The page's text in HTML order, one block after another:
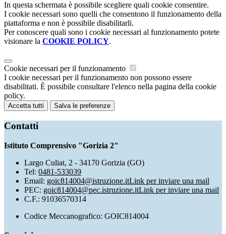
In questa schermata è possibile scegliere quali cookie consentire.
I cookie necessari sono quelli che consentono il funzionamento della
piattaforma e non è possibile disabilitarli.
Per conoscere quali sono i cookie necessari al funzionamento potete
visionare la COOKIE POLICY.
Cookie necessari per il funzionamento
I cookie necessari per il funzionamento non possono essere
disabilitati. È possibile consultare l'elenco nella pagina della cookie
policy.
Accetta tutti Salva le preferenze
Contatti
Istituto Comprensivo "Gorizia 2"
Largo Culiat, 2 - 34170 Gorizia (GO)
Tel: 0481-533039
Email: goic814004@istruzione.itLink per inviare una mail
PEC: goic814004@pec.istruzione.itLink per inviare una mail
C.F.: 91036570314
Codice Meccanografico: GOIC814004